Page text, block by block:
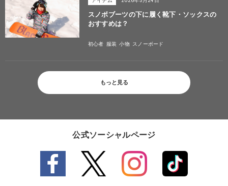
スノボブーツの下に履く靴下・ソックスの
おすすめは？
初心者 服装 小物 スノーボード
もっと見る
公式ソーシャルページ